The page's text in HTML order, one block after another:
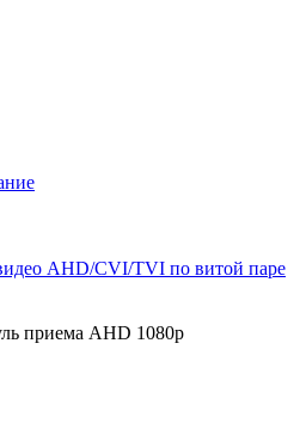
AHD/CVI/TVI по витой паре
приема AHD 1080р